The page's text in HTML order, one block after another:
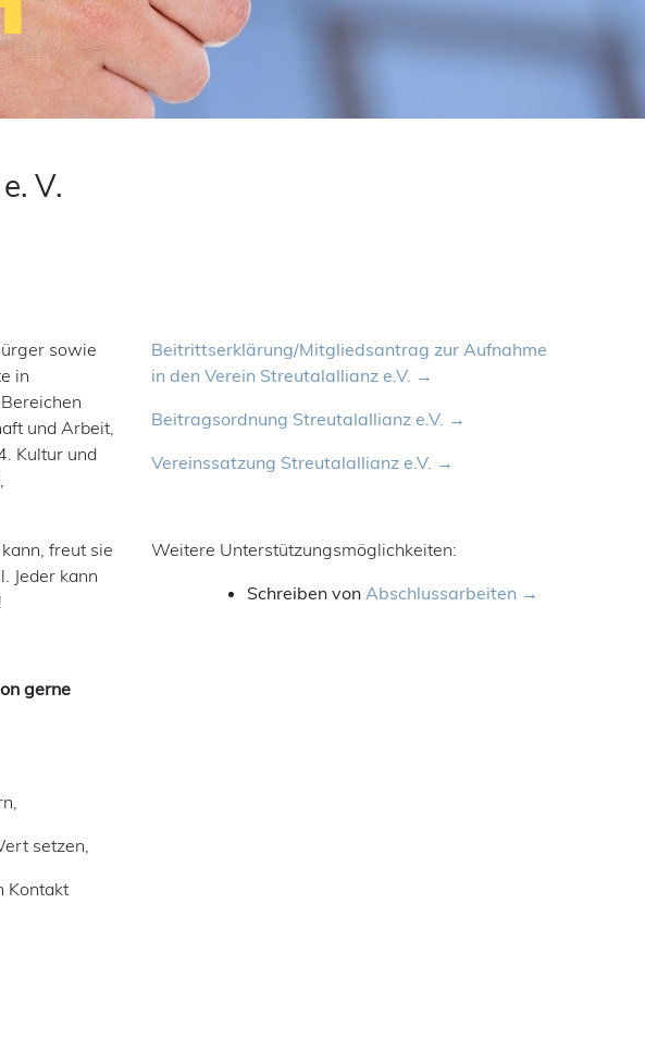
V.
sowie
in
und Arbeit,
Kultur und
freut sie
Jeder kann
gerne
setzen,
Kontakt
Beitrittserklärung/Mitgliedsantrag zur Aufnahme
in den Verein Streutalallianz e.V.
Beitragsordnung Streutalallianz e.V.
Vereinssatzung Streutalallianz e.V.
Weitere Unterstützungsmöglichkeiten:
Schreiben vonAbschlussarbeiten